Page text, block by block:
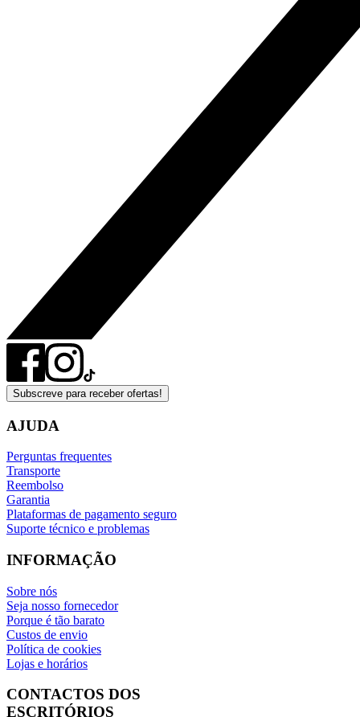
Subscreve para receber ofertas!
AJUDA
Perguntas frequentes
Transporte
Reembolso
Garantia
Plataformas de pagamento seguro
Suporte técnico e problemas
INFORMAÇÃO
Sobre nós
Seja nosso fornecedor
Porque é tão barato
Custos de envio
Política de cookies
Lojas e horários
CONTACTOS DOS
ESCRITÓRIOS